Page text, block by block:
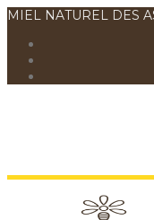
MIEL NATUREL DES